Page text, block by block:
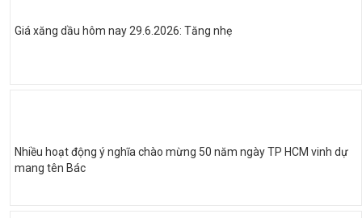
Giá xăng dầu hôm nay 29.6.2026: Tăng nhẹ
Nhiều hoạt động ý nghĩa chào mừng 50 năm ngày TP HCM vinh dự
mang tên Bác